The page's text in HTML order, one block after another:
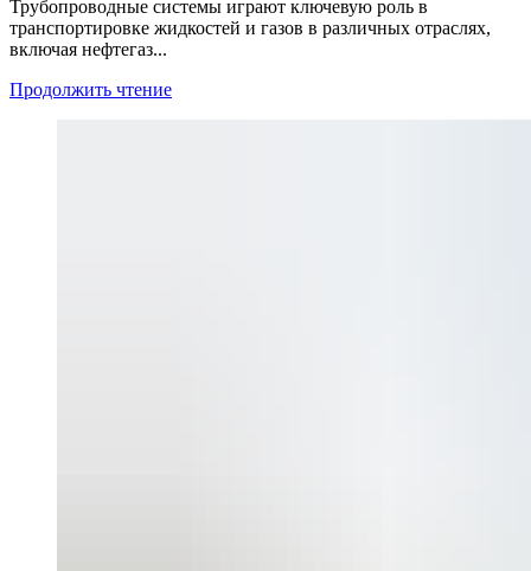
Трубопроводные системы играют ключевую роль в
транспортировке жидкостей и газов в различных отраслях,
включая нефтегаз...
Продолжить чтение